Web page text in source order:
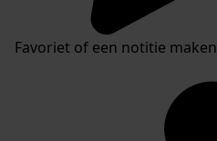
Favoriet of een notitie maken